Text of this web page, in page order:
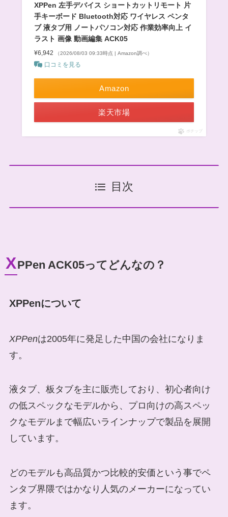
XPPen 左手デバイス ショートカットリモート 片
手キーボード Bluetooth対応 ワイヤレス ペンタ
ブ 液タブ用 ノートパソコン対応 作業効率向上 イ
ラスト 画像 動画編集 ACK05
¥6,942 （2026/08/03 09:33時点 | Amazon調べ）
口コミを見る
Amazon
楽天市場
ポチップ
目次
XPPen ACK05ってどんなの？
XPPenについて
XPPenは2005年に発足した中国の会社になりま
す。
液タブ、板タブを主に販売しており、初心者向け
の低スペックなモデルから、プロ向けの高スペッ
クなモデルまで幅広いラインナップで製品を展開
しています。
どのモデルも高品質かつ比較的安価という事でペ
ンタブ界隈ではかなり人気のメーカーになってい
ます。